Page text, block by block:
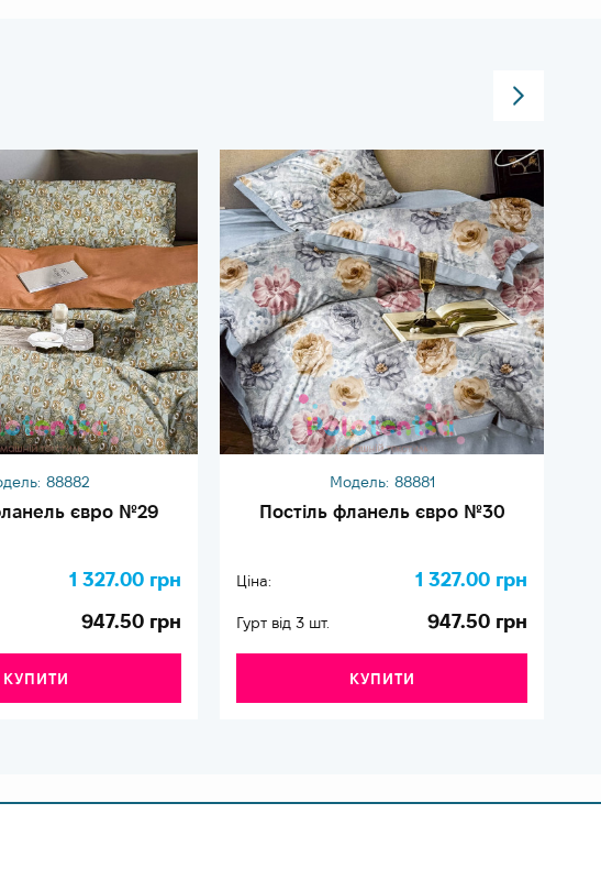
88882
євро №29
1 327.00 грн
947.50 грн
КУПИТИ
Модель: 88881
Постіль фланель євро №30
Ціна: 1 327.00 грн
Гурт від 3 шт. 947.50 грн
КУПИТИ